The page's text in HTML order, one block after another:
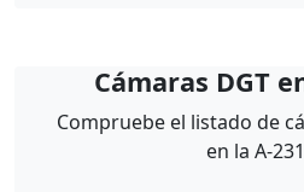
Cámaras DGT
Compruebe el listado de
en la A-231